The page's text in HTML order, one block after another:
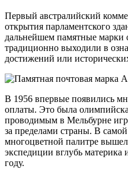
Первый австралийский
открытия парламентского
дальнейшем памятные марки
традиционно выходили в
достижений или
В 1956 впервые появились
оплаты. Это была
проводимым в Мельбурне
за пределами страны. В
многоцветной палитре
экспедиции вглубь материка
году.